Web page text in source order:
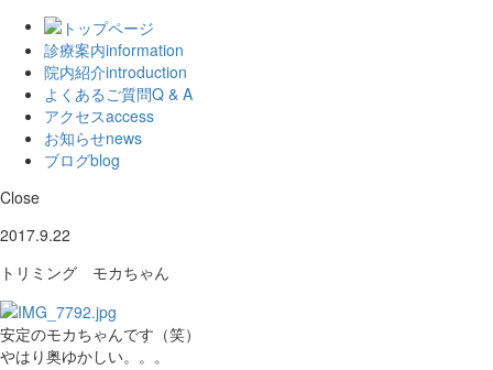
診療案内information
院内紹介introduction
よくあるご質問Q & A
アクセスaccess
お知らせnews
ブログblog
Close
2017.9.22
トリミング モカちゃん
安定のモカちゃんです（笑）
やはり奥ゆかしい。。。